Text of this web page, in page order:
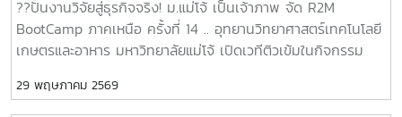
เกษตรและอาหาร มหาวิทยาลัยแม่โจ้ เปิดเวทีติวเข้มในกิจกรรม
R2M BootCamp ระดับภูมิภาค ภาคเหนือ ภายใต้โครงการเส้น
เตรียมความพร้อมและผลักดันงานวิจัยสู่การใช้ประโยชน์เชิง
29 พฤษภาคม 2569